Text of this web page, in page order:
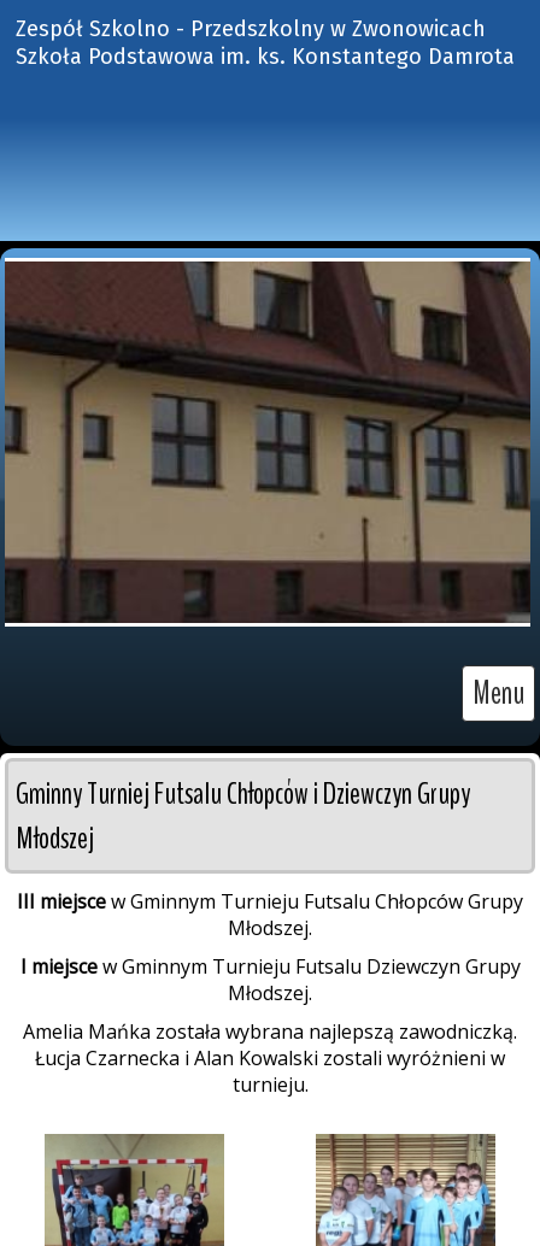
Zespół Szkolno - Przedszkolny w Zwonowicach
Szkoła Podstawowa im. ks. Konstantego Damrota
Menu
Gminny Turniej Futsalu Chłopców i Dziewczyn Grupy
Młodszej
III miejscew Gminnym Turnieju Futsalu Chłopców Grupy
Młodszej.
I miejscew Gminnym Turnieju Futsalu Dziewczyn Grupy
Młodszej.
Amelia Mańka została wybrana najlepszą zawodniczką.
Łucja Czarnecka i Alan Kowalski zostali wyróżnieni w
turnieju.